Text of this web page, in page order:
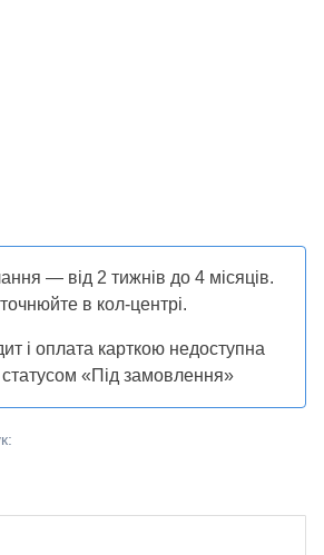
— від 2 тижнів до 4 місяців.
в кол-центрі.
і оплата карткою недоступна
статусом «Під замовлення»
: